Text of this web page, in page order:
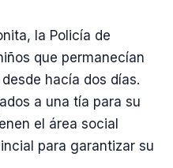
la Policía de
que permanecían
hacía dos días.
a una tía para su
el área social
para garantizar su